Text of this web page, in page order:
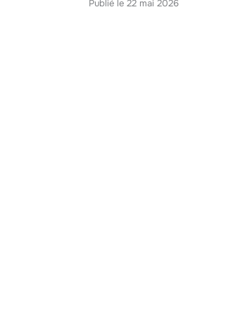
22 mai 2026